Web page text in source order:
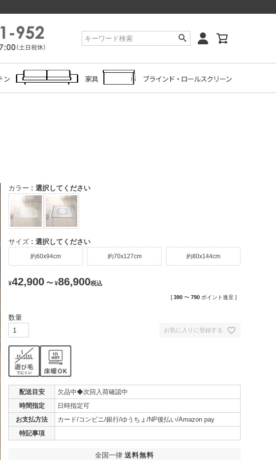
ン 家具 ブラインド・ロールスクリーン
¥42,900 〜 ¥86,900税込
[ 390 〜 790 ポイント進呈 ]
カラー 選択してください
サイズ 選択してください
約60x94cm 約70x127cm 約80x144cm
お気に入りに登録する
配送目安
欠品中◆次回入荷確認中
時間指定
日時指定可
お支払方法
カード/コンビニ/銀行/ゆうちょ/NP後払い/Amazon pay
特記事項
全国一律 送料無料